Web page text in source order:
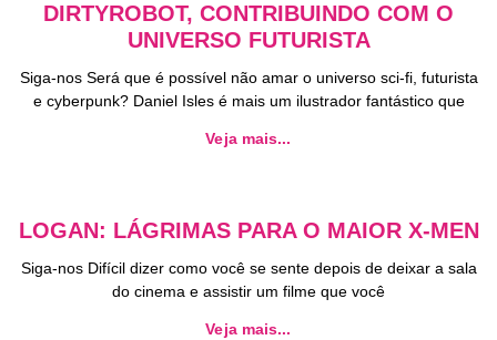
DIRTYROBOT, CONTRIBUINDO COM O
UNIVERSO FUTURISTA
Siga-nos Será que é possível não amar o universo sci-fi, futurista
e cyberpunk? Daniel Isles é mais um ilustrador fantástico que
Veja mais...
LOGAN: LÁGRIMAS PARA O MAIOR X-MEN
Siga-nos Difícil dizer como você se sente depois de deixar a sala
do cinema e assistir um filme que você
Veja mais...